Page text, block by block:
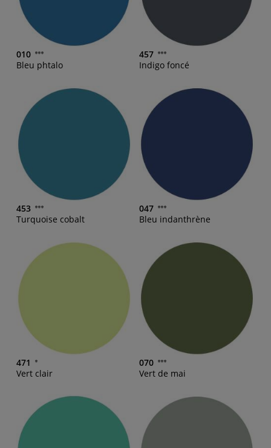
010
Bleu phtalo
457
Indigo foncé
453
Turquoise cobalt
047
Bleu indanthrène
471
Vert clair
070
Vert de mai